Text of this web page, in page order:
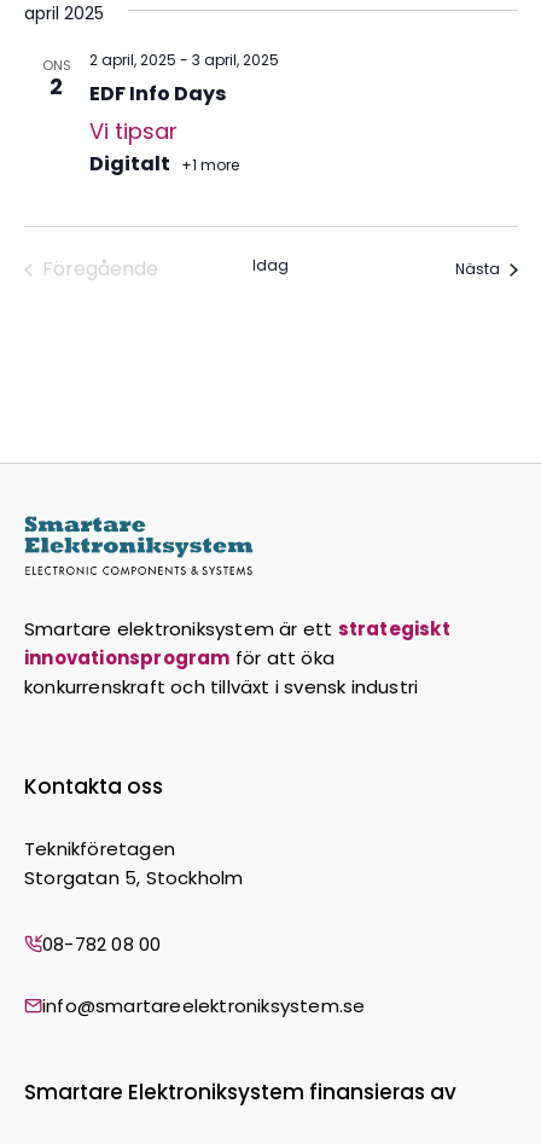
april 2025
ONS
2
2 april, 2025 - 3 april, 2025
EDF Info Days
Vi tipsar
Digitalt +1 more
Föregående
Idag Nästa
Smartare elektroniksystem är ett strategiskt
innovationsprogram för att öka
konkurrenskraft och tillväxt i svensk industri
Kontakta oss
Teknikföretagen
Storgatan 5, Stockholm
08-782 08 00
info@smartareelektroniksystem.se
Smartare Elektroniksystem finansieras av